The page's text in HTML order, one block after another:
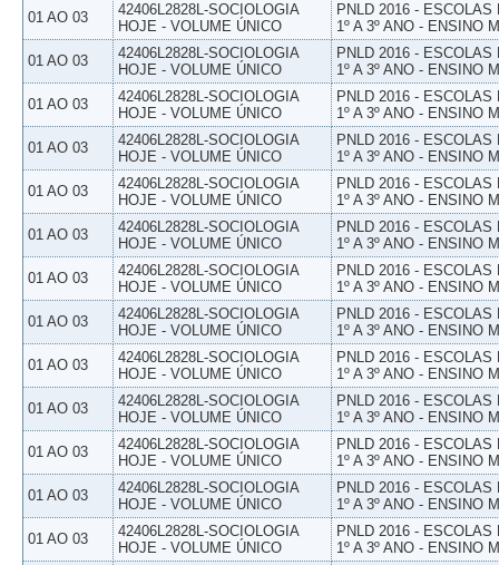
01 AO 03
42406L2828L-SOCIOLOGIA
HOJE - VOLUME ÚNICO
PNLD 2016 -
1º A 3º ANO - ENSINO
01 AO 03
42406L2828L-SOCIOLOGIA
HOJE - VOLUME ÚNICO
PNLD 2016 -
1º A 3º ANO - ENSINO
01 AO 03
42406L2828L-SOCIOLOGIA
HOJE - VOLUME ÚNICO
PNLD 2016 -
1º A 3º ANO - ENSINO
01 AO 03
42406L2828L-SOCIOLOGIA
HOJE - VOLUME ÚNICO
PNLD 2016 -
1º A 3º ANO - ENSINO
01 AO 03
42406L2828L-SOCIOLOGIA
HOJE - VOLUME ÚNICO
PNLD 2016 -
1º A 3º ANO - ENSINO
01 AO 03
42406L2828L-SOCIOLOGIA
HOJE - VOLUME ÚNICO
PNLD 2016 -
1º A 3º ANO - ENSINO
01 AO 03
42406L2828L-SOCIOLOGIA
HOJE - VOLUME ÚNICO
PNLD 2016 -
1º A 3º ANO - ENSINO
01 AO 03
42406L2828L-SOCIOLOGIA
HOJE - VOLUME ÚNICO
PNLD 2016 -
1º A 3º ANO - ENSINO
01 AO 03
42406L2828L-SOCIOLOGIA
HOJE - VOLUME ÚNICO
PNLD 2016 -
1º A 3º ANO - ENSINO
01 AO 03
42406L2828L-SOCIOLOGIA
HOJE - VOLUME ÚNICO
PNLD 2016 -
1º A 3º ANO - ENSINO
01 AO 03
42406L2828L-SOCIOLOGIA
HOJE - VOLUME ÚNICO
PNLD 2016 -
1º A 3º ANO - ENSINO
01 AO 03
42406L2828L-SOCIOLOGIA
HOJE - VOLUME ÚNICO
PNLD 2016 -
1º A 3º ANO - ENSINO
01 AO 03
42406L2828L-SOCIOLOGIA
HOJE - VOLUME ÚNICO
PNLD 2016 -
1º A 3º ANO - ENSINO